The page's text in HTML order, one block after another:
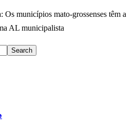
municípios mato-grossenses têm a
AL municipalista